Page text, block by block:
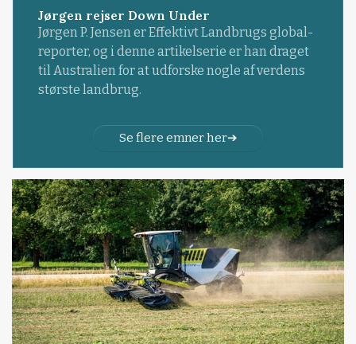
Jørgen rejser Down Under
Jørgen P. Jensen er Effektivt Landbrugs global-
reporter, og i denne artikelserie er han draget
til Australien for at udforske nogle af verdens
største landbrug.
Se flere emner her